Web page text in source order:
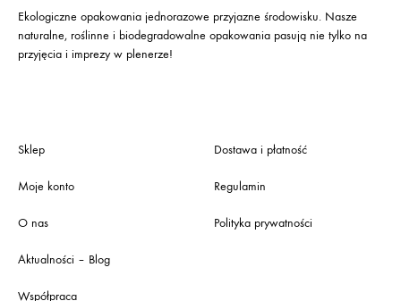
Ekologiczne opakowania jednorazowe przyjazne środowisku. Nasze
naturalne, roślinne i biodegradowalne opakowania pasują nie tylko na
przyjęcia i imprezy w plenerze!
Sklep
Moje konto
O nas
Aktualności – Blog
Współpraca
Dostawa i płatność
Regulamin
Polityka prywatności